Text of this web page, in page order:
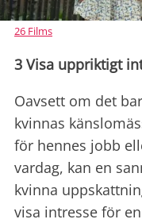
26 Films
3 Visa uppriktigt
Oavsett om det
kvinnas
för hennes jobb
vardag, kan en
kvinna
visa intresse för